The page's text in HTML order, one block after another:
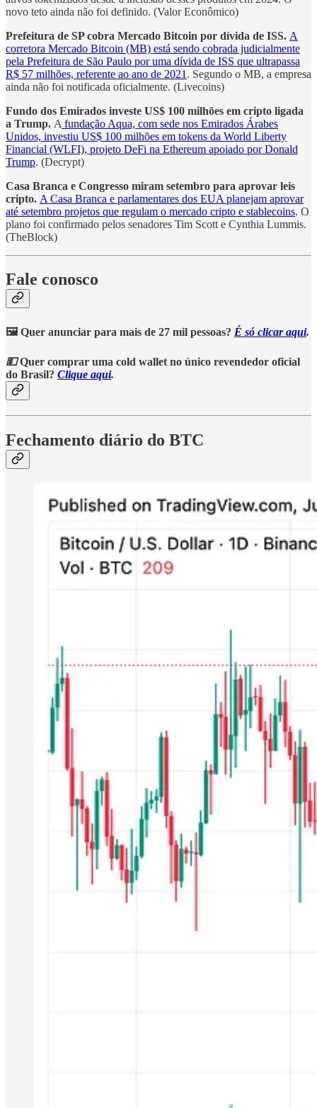
novo teto ainda não foi definido. (Valor Econômico)
Prefeitura de SP cobra Mercado Bitcoin por dívida de ISS. A
corretora Mercado Bitcoin (MB) está sendo cobrada judicialmente
pela Prefeitura de São Paulo por uma dívida de ISS que ultrapassa
R$ 57 milhões, referente ao ano de 2021 . Segundo o MB, a empresa
ainda não foi notificada oficialmente. (Livecoins)
Fundo dos Emirados investe US$ 100 milhões em cripto ligada
a Trump. A fundação Aqua, com sede nos Emirados Árabes
Unidos, investiu US$ 100 milhões em tokens da World Liberty
Financial (WLFI), projeto DeFi na Ethereum apoiado por Donald
Trump. (Decrypt)
Casa Branca e Congresso miram setembro para aprovar leis
cripto. A Casa Branca e parlamentares dos EUA planejam aprovar
até setembro projetos que regulam o mercado cripto e stablecoins. O
plano foi confirmado pelos senadores Tim Scott e Cynthia Lummis.
(TheBlock)
Fale conosco
🖼️ Quer anunciar para mais de 27 mil pessoas? É só clicar aqui.
💵Quer comprar uma cold wallet no único revendedor oficial
do Brasil? Clique aqui.
Fechamento diário do BTC